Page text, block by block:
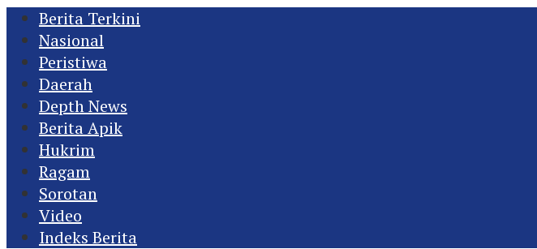
Berita Terkini
Nasional
Peristiwa
Daerah
Depth News
Berita Apik
Hukrim
Ragam
Sorotan
Video
Indeks Berita